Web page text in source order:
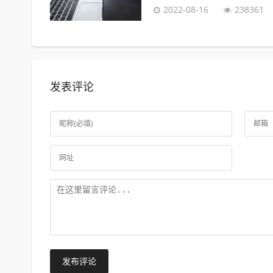
2022-08-16 238361
发表评论
发布评论